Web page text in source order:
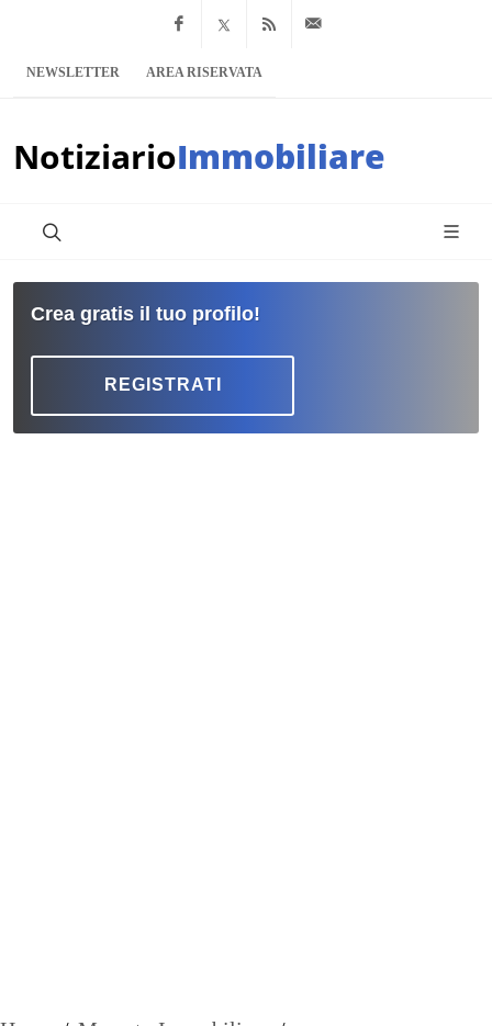
Facebook
x.com Feed RSS
NEWSLETTER AREA RISERVATA
NotiziarioImmobiliare
Crea gratis il tuo profilo!
REGISTRATI